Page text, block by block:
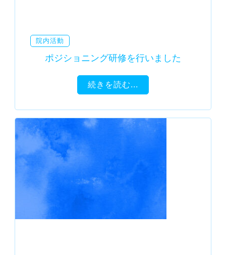
院内活動
ポジショニング研修を行いました
続きを読む...